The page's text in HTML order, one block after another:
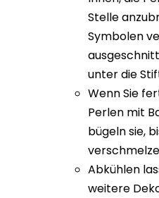
Stelle
Symbolen
unter die
Wenn Sie
Perlen mit
bügeln sie,
Abkühlen
weitere